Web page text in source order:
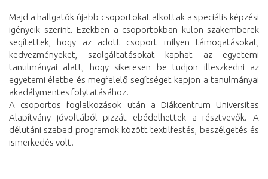
Majd a hallgatók újabb csoportokat alkottak a speciális képzési
igényeik szerint. Ezekben a csoportokban külön szakemberek
segítettek, hogy az adott csoport milyen támogatásokat,
kedvezményeket, szolgáltatásokat kaphat az egyetemi
tanulmányai alatt, hogy sikeresen be tudjon illeszkedni az
egyetemi életbe és megfelelő segítséget kapjon a tanulmányai
akadálymentes folytatásához.
A csoportos foglalkozások után a Diákcentrum Universitas
Alapítvány jóvoltából pizzát ebédelhettek a résztvevők. A
délutáni szabad programok között textilfestés, beszélgetés és
ismerkedés volt.